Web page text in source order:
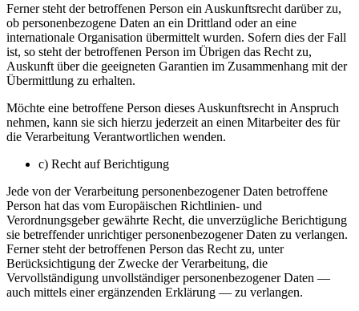
Ferner steht der betroffenen Person ein Auskunftsrecht darüber zu,
ob personenbezogene Daten an ein Drittland oder an eine
internationale Organisation übermittelt wurden. Sofern dies der Fall
ist, so steht der betroffenen Person im Übrigen das Recht zu,
Auskunft über die geeigneten Garantien im Zusammenhang mit der
Übermittlung zu erhalten.
Möchte eine betroffene Person dieses Auskunftsrecht in Anspruch
nehmen, kann sie sich hierzu jederzeit an einen Mitarbeiter des für
die Verarbeitung Verantwortlichen wenden.
c) Recht auf Berichtigung
Jede von der Verarbeitung personenbezogener Daten betroffene
Person hat das vom Europäischen Richtlinien- und
Verordnungsgeber gewährte Recht, die unverzügliche Berichtigung
sie betreffender unrichtiger personenbezogener Daten zu verlangen.
Ferner steht der betroffenen Person das Recht zu, unter
Berücksichtigung der Zwecke der Verarbeitung, die
Vervollständigung unvollständiger personenbezogener Daten —
auch mittels einer ergänzenden Erklärung — zu verlangen.